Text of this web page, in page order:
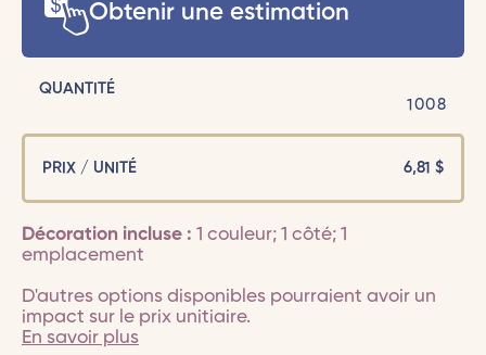
Obtenir une estimation
QUANTITÉ
1008
PRIX / UNITÉ 6,81$
Décoration incluse : 1 couleur; 1 côté; 1
emplacement
D'autres options disponibles pourraient avoir un
impact sur le prix unitiaire.
En savoir plus